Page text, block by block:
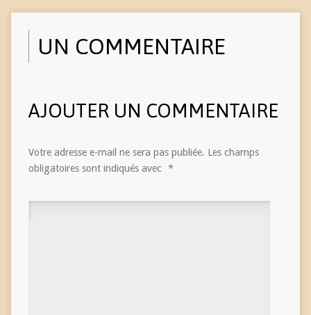
UN COMMENTAIRE
AJOUTER UN COMMENTAIRE
Votre adresse e-mail ne sera pas publiée. Les champs
obligatoires sont indiqués avec *